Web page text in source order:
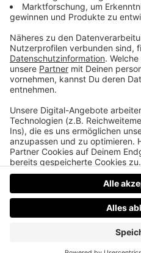
Ein Jubiläum und
Wir rätseln, ob es diesmal
das Fan Fax von Metallica
warum Cola schwarz ist
Amerika verboten worden
diesmal beim
DatenschutzImpressum